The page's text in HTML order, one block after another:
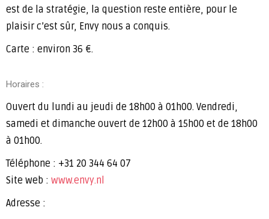
est de la stratégie, la question reste entière, pour le
plaisir c’est sûr, Envy nous a conquis.
Carte : environ 36 €.
Horaires :
Ouvert du lundi au jeudi de 18h00 à 01h00. Vendredi,
samedi et dimanche ouvert de 12h00 à 15h00 et de 18h00
à 01h00.
Téléphone : +31 20 344 64 07
Site web : www.envy.nl
Adresse :